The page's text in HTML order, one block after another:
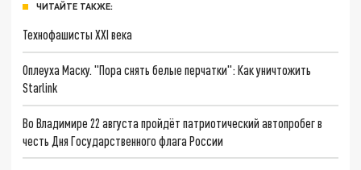
ЧИТАЙТЕ ТАКЖЕ:
Технофашисты XXI века
Оплеуха Маску. "Пора снять белые перчатки": Как уничтожить
Starlink
Во Владимире 22 августа пройдёт патриотический автопробег в
честь Дня Государственного флага России